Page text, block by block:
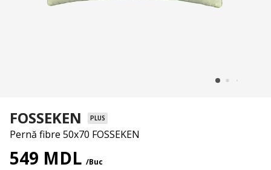
FOSSEKEN PLUS
Pernă fibre 50x70 FOSSEKEN
549 MDL /Buc